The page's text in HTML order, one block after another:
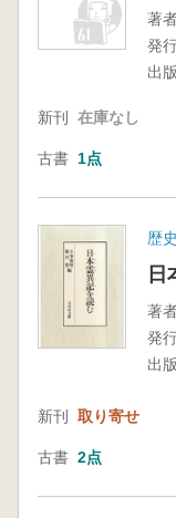
著
発
出
新刊 在庫なし
古書 1点
歴
日
著
発
出
新刊 取り寄せ
古書 2点